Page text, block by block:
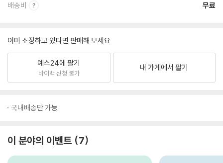
배송비 무료
이미 소장하고 있다면 판매해 보세요.
예스24에 팔기
바이백 신청 불가
내 가게에서 팔기
국내배송만 가능
이 분야의 이벤트 7